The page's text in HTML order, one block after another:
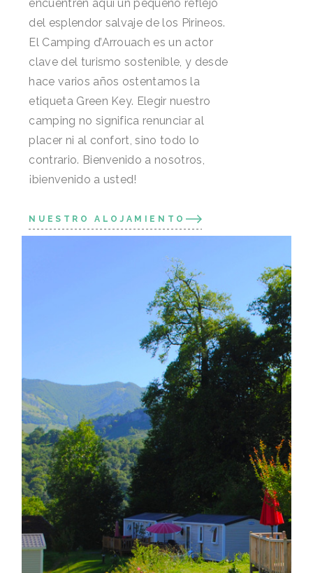
encuentren aquí un pequeño reflejo
del esplendor salvaje de los Pirineos.
El Camping d’Arrouach es un actor
clave del turismo sostenible, y desde
hace varios años ostentamos la
etiqueta Green Key. Elegir nuestro
camping no significa renunciar al
placer ni al confort, sino todo lo
contrario. Bienvenido a nosotros,
¡bienvenido a usted!
NUESTRO ALOJAMIENTO